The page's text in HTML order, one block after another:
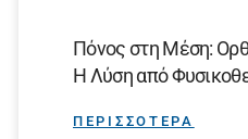
Πόνος στη Μέση:
Η Λύση από
ΠΕΡΙΣΣΟΤΕΡΑ